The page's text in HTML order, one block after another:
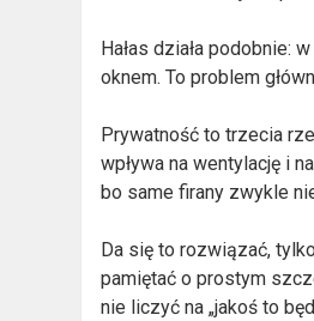
Hałas działa podobnie:
oknem. To problem
Prywatność to trzecia
wpływa na wentylację i
bo same firany zwykle
Da się to rozwiązać,
pamiętać o prostym
nie liczyć na „jakoś to